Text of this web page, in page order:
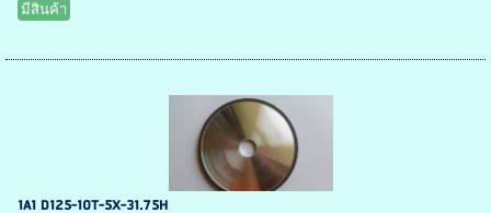
มีสินค้า
1A1 D125-10T-5X-31.75H